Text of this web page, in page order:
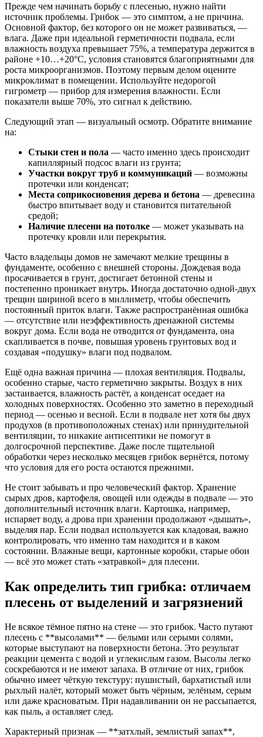
Прежде чем начинать борьбу с плесенью, нужно найти
источник проблемы. Грибок — это симптом, а не причина.
Основной фактор, без которого он не может развиваться, —
влага. Даже при идеальной герметичности подвала, если
влажность воздуха превышает 75%, а температура держится в
районе +10…+20°C, условия становятся благоприятными для
роста микроорганизмов. Поэтому первым делом оцените
микроклимат в помещении. Используйте недорогой
гигрометр — прибор для измерения влажности. Если
показатели выше 70%, это сигнал к действию.
Следующий этап — визуальный осмотр. Обратите внимание
на:
Стыки стен и пола — часто именно здесь происходит
капиллярный подсос влаги из грунта;
Участки вокруг труб и коммуникаций — возможны
протечки или конденсат;
Места соприкосновения дерева и бетона — древесина
быстро впитывает воду и становится питательной
средой;
Наличие плесени на потолке — может указывать на
протечку кровли или перекрытия.
Часто владельцы домов не замечают мелкие трещины в
фундаменте, особенно с внешней стороны. Дождевая вода
просачивается в грунт, достигает бетонной стены и
постепенно проникает внутрь. Иногда достаточно одной-двух
трещин шириной всего в миллиметр, чтобы обеспечить
постоянный приток влаги. Также распространённая ошибка
— отсутствие или неэффективность дренажной системы
вокруг дома. Если вода не отводится от фундамента, она
скапливается в почве, повышая уровень грунтовых вод и
создавая «подушку» влаги под подвалом.
Ещё одна важная причина — плохая вентиляция. Подвалы,
особенно старые, часто герметично закрыты. Воздух в них
застаивается, влажность растёт, а конденсат оседает на
холодных поверхностях. Особенно это заметно в переходный
период — осенью и весной. Если в подвале нет хотя бы двух
продухов (в противоположных стенах) или принудительной
вентиляции, то никакие антисептики не помогут в
долгосрочной перспективе. Даже после тщательной
обработки через несколько месяцев грибок вернётся, потому
что условия для его роста остаются прежними.
Не стоит забывать и про человеческий фактор. Хранение
сырых дров, картофеля, овощей или одежды в подвале — это
дополнительный источник влаги. Картошка, например,
испаряет воду, а дрова при хранении продолжают «дышать»,
выделяя пар. Если подвал используется как кладовая, важно
контролировать, что именно там находится и в каком
состоянии. Влажные вещи, картонные коробки, старые обои
— всё это может стать «затравкой» для плесени.
Как определить тип грибка: отличаем
плесень от выделений и загрязнений
Не всякое тёмное пятно на стене — это грибок. Часто путают
плесень с **высолами** — белыми или серыми солями,
которые выступают на поверхности бетона. Это результат
реакции цемента с водой и углекислым газом. Высолы легко
соскребаются и не имеют запаха. В отличие от них, грибок
обычно имеет чёткую текстуру: пушистый, бархатистый или
рыхлый налёт, который может быть чёрным, зелёным, серым
или даже красноватым. При надавливании он не рассыпается,
как пыль, а оставляет след.
Характерный признак — **затхлый, землистый запах**,